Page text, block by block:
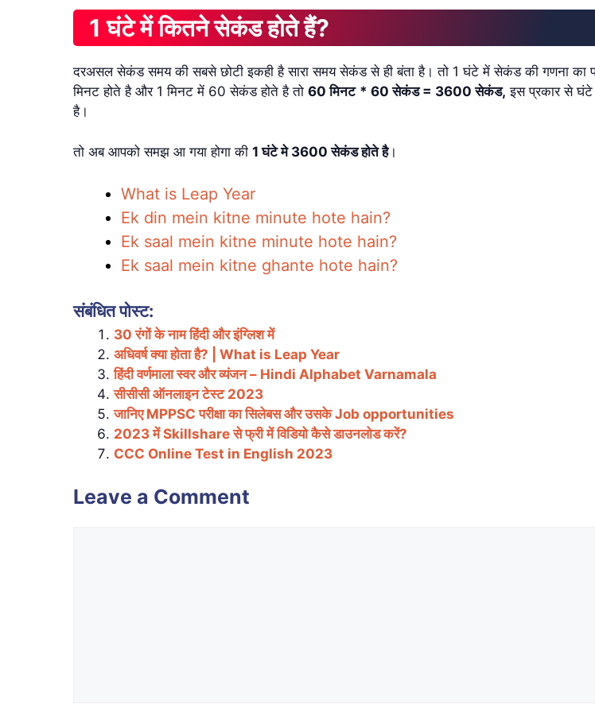
1 घंटे में कितने सेकंड होते हैं?
दरअसल सेकंड समय की सबसे छोटी इकही है सारा समय सेकंड से ही बंता है। तो 1 घंटे में सेकंड की गणना का
मिनट होते है और 1 मिनट में 60 सेकंड होते है तो 60 मिनट * 60 सेकंड = 3600 सेकंड, इस प्रकार से
है।
तो अब आपको समझ आ गया होगा की 1 घंटे मे 3600 सेकंड होते है।
What is Leap Year
Ek din mein kitne minute hote hain?
Ek saal mein kitne minute hote hain?
Ek saal mein kitne ghante hote hain?
संबंधित पोस्ट:
30 रंगों के नाम हिंदी और इंग्लिश में
अधिवर्ष क्या होता है? | What is Leap Year
हिंदी वर्णमाला स्वर और व्यंजन – Hindi Alphabet Varnamala
सीसीसी ऑनलाइन टेस्ट 2023
जानिए MPPSC परीक्षा का सिलेबस और उसके Job opportunities
2023 में Skillshare से फ्री में विडियो कैसे डाउनलोड करें?
CCC Online Test in English 2023
Leave a Comment